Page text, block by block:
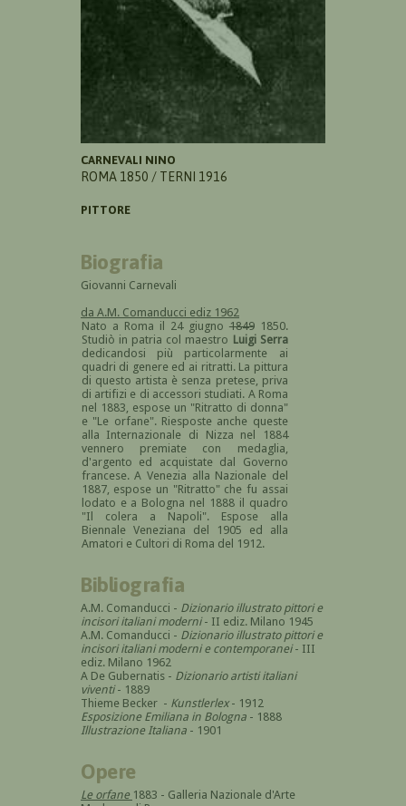
CARNEVALI NINO
ROMA 1850 / TERNI 1916
PITTORE
Biografia
Giovanni Carnevali
da A.M. Comanducci ediz 1962
Nato a Roma il 24 giugno 18491850.
Studiò in patria col maestro Luigi Serra
dedicandosi più particolarmente ai
quadri di genere ed ai ritratti. La pittura
di questo artista è senza pretese, priva
di artifizi e di accessori studiati. A Roma
nel 1883, espose un "Ritratto di donna"
e "Le orfane". Riesposte anche queste
alla Internazionale di Nizza nel 1884
vennero premiate con medaglia,
d'argento ed acquistate dal Governo
francese. A Venezia alla Nazionale del
1887, espose un "Ritratto" che fu assai
lodato e a Bologna nel 1888 il quadro
"Il colera a Napoli". Espose alla
Biennale Veneziana del 1905 ed alla
Amatori e Cultori di Roma del 1912.
Bibliografia
A.M. Comanducci - Dizionario illustrato pittori e
incisori italiani moderni- II ediz. Milano 1945
A.M. Comanducci - Dizionario illustrato pittori e
incisori italiani moderni e contemporanei- III
ediz. Milano 1962
A De Gubernatis - Dizionario artisti italiani
viventi- 1889
Thieme Becker - Kunstlerlex- 1912
Esposizione Emiliana in Bologna - 1888
Illustrazione Italiana - 1901
Opere
Le orfane 1883 - Galleria Nazionale d'Arte